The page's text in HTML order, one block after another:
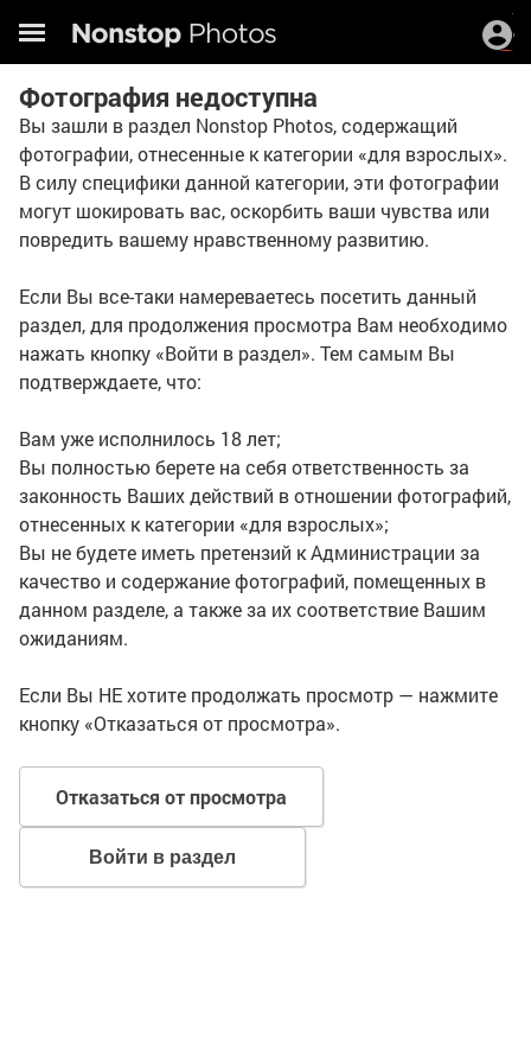
Фотография недоступна
Вы зашли в раздел Nonstop Photos, содержащий
фотографии, отнесенные к категории «для взрослых».
В силу специфики данной категории, эти фотографии
могут шокировать вас, оскорбить ваши чувства или
повредить вашему нравственному развитию.
Если Вы все-таки намереваетесь посетить данный
раздел, для продолжения просмотра Вам необходимо
нажать кнопку «Войти в раздел». Тем самым Вы
подтверждаете, что:
Вам уже исполнилось 18 лет;
Вы полностью берете на себя ответственность за
законность Ваших действий в отношении фотографий,
отнесенных к категории «для взрослых»;
Вы не будете иметь претензий к Администрации за
качество и содержание фотографий, помещенных в
данном разделе, а также за их соответствие Вашим
ожиданиям.
Если Вы НЕ хотите продолжать просмотр — нажмите
кнопку «Отказаться от просмотра».
Отказаться от просмотра